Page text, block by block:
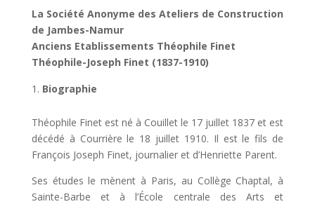
La Société Anonyme des Ateliers de Construction
de Jambes-Namur
Anciens Etablissements Théophile Finet
Théophile-Joseph Finet (1837-1910)
Biographie
Théophile Finet est né à Couillet le 17 juillet 1837 et est
décédé à Courrière le 18 juillet 1910. Il est le fils de
François Joseph Finet, journalier et d’Henriette Parent.
Ses études le mènent à Paris, au Collège Chaptal, à
Sainte-Barbe et à l’École centrale des Arts et